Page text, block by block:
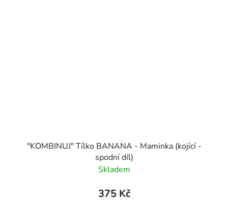
"KOMBINUJ" Tílko BANANA - Maminka (kojící -
spodní díl)
Skladem
375 Kč